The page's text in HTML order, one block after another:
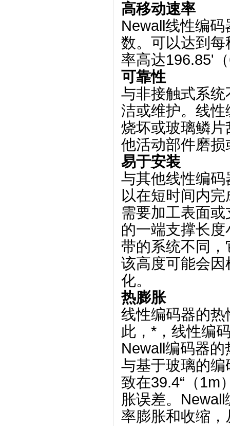
高移动速率
Newall线性编
数。 可以达到每
率高达196.85'
可靠性
与非接触式系
洁或维护。 线性
烧坏或玻璃鳞
他活动部件磨损
易于安装
与其他线性编
以在短时间内完
需要加工表面
的一端支撑长
带的系统不同
该高度可能会
化。
热膨胀
线性编码器的
此，*，线性编
Newall编码器
与基于玻璃的编
致在39.4“（1m
胀误差。
率膨胀和收缩